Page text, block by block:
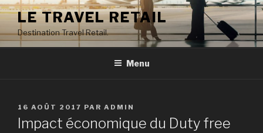
Aller
contenu
principal
LE TRAVEL RETAIL
Destination Travel Retail.
Menu
PUBLIÉ
LE
16 AOÛT 2017 PAR ADMIN
Impact économique du Duty free